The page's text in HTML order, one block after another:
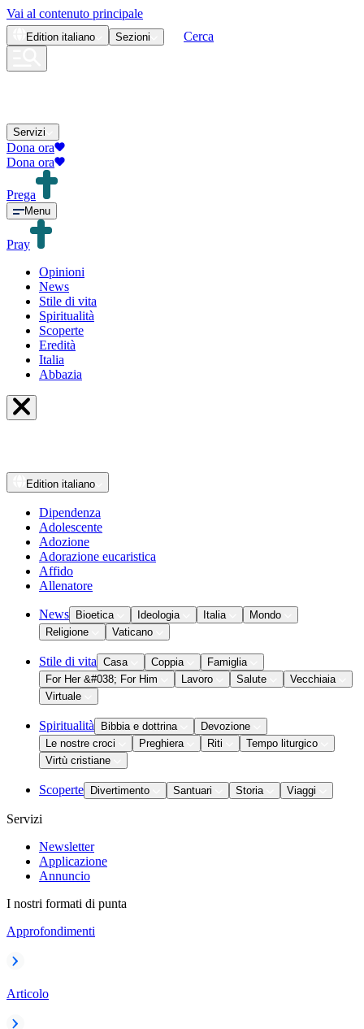
Vai al contenuto principale
Edition italiano Sezioni Cerca
Servizi
Dona ora
Dona ora
Prega
Menu
Pray
Opinioni
News
Stile di vita
Spiritualità
Scoperte
Eredità
Italia
Abbazia
Edition italiano
Dipendenza
Adolescente
Adozione
Adorazione eucaristica
Affido
Allenatore
News Bioetica Ideologia Italia
Mondo
Religione
Vaticano
Stile di vita Casa Coppia
Famiglia
For Her &#038; For Him
Lavoro Salute
Vecchiaia
Virtuale
Spiritualità Bibbia e dottrina
Devozione
Le nostre croci
Preghiera Riti
Tempo liturgico
Virtù cristiane
Scoperte Divertimento Santuari Storia Viaggi
Servizi
Newsletter
Applicazione
Annuncio
I nostri formati di punta
Approfondimenti
Articolo